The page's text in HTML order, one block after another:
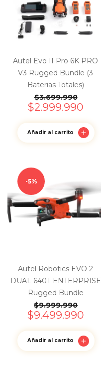
Autel Evo II Pro 6K PRO
V3 Rugged Bundle (3
Baterias Totales)
$3.699.990
$2.999.990
Añadir al carrito
5%
Autel Robotics EVO 2
DUAL 640T ENTERPRISE
Rugged Bundle
$9.999.990
$9.499.990
Añadir al carrito